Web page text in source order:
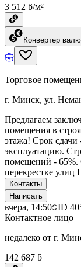
3 512 ƃ/м²
Конвертер
Торговое
г. Минск, ул.
Предлагаем
помещения в
этажа! Срок сдачи
эксплуатацию.
помещений - 65%.
перекрестке улиц
Контакты
Написать
вчера, 14:50 ID
Контактное лицо
недалеко от г.
142 687 ƃ